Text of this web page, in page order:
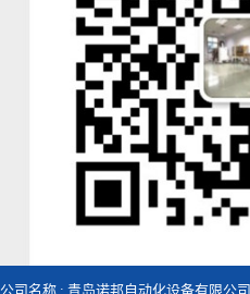
公司名称 : 青岛诺邦自动化设备有限公司